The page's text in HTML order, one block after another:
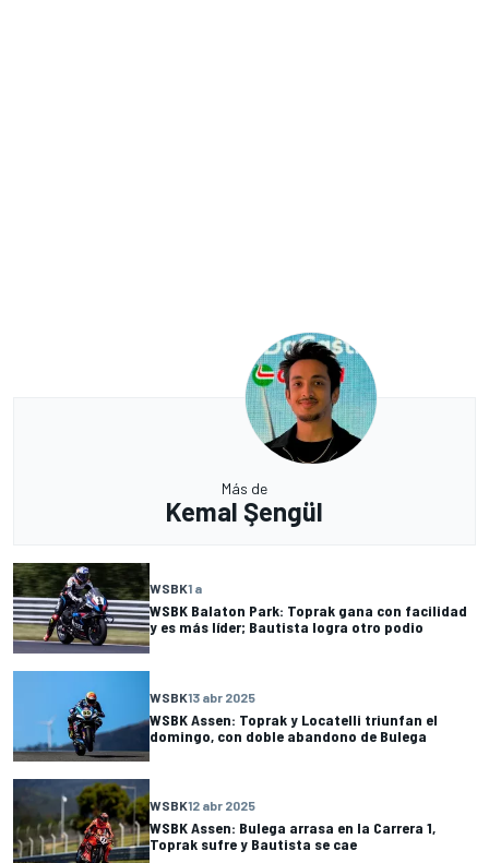
Más de
Kemal Şengül
WSBK1 a
WSBK Balaton Park: Toprak gana con facilidad
y es más líder; Bautista logra otro podio
WSBK13 abr 2025
WSBK Assen: Toprak y Locatelli triunfan el
domingo, con doble abandono de Bulega
WSBK12 abr 2025
WSBK Assen: Bulega arrasa en la Carrera 1,
Toprak sufre y Bautista se cae